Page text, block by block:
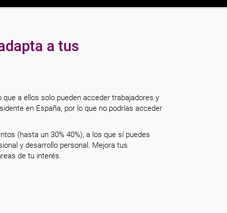
a tus
a ellos solo pueden acceder trabajadores y
en España, por lo que no podrías acceder
(hasta un 30% 40%), a los que sí puedes
y desarrollo personal. Mejora tus
de tu interés.